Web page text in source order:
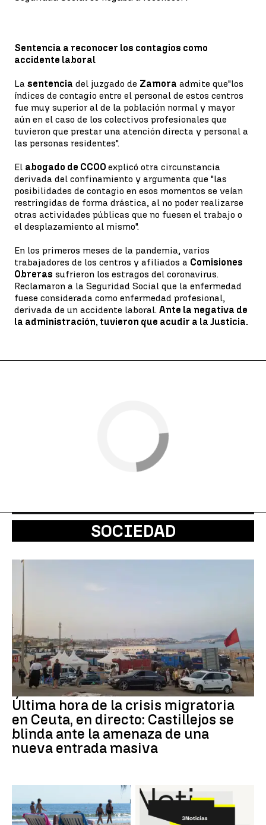
Sentencia a reconocer los contagios como
accidente laboral
La sentencia del juzgado de Zamora admite que"los
índices de contagio entre el personal de estos centros
fue muy superior al de la población normal y mayor
aún en el caso de los colectivos profesionales que
tuvieron que prestar una atención directa y personal a
las personas residentes".
El abogado de CCOO explicó otra circunstancia
derivada del confinamiento y argumenta que "las
posibilidades de contagio en esos momentos se veían
restringidas de forma drástica, al no poder realizarse
otras actividades públicas que no fuesen el trabajo o
el desplazamiento al mismo".
En los primeros meses de la pandemia, varios
trabajadores de los centros y afiliados a Comisiones
Obreras sufrieron los estragos del coronavirus.
Reclamaron a la Seguridad Social que la enfermedad
fuese considerada como enfermedad profesional,
derivada de un accidente laboral. Ante la negativa de
la administración, tuvieron que acudir a la Justicia.
SOCIEDAD
Última hora de la crisis migratoria
en Ceuta, en directo: Castillejos se
blinda ante la amenaza de una
nueva entrada masiva